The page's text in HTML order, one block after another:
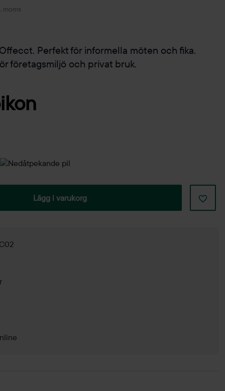
moms
Perfekt för informella möten och fika.
företagsmiljö och privat bruk.
Lägg i varukorg